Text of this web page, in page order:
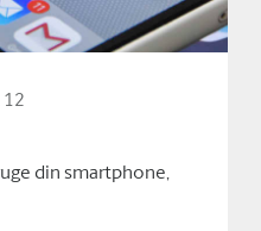
12
din smartphone,